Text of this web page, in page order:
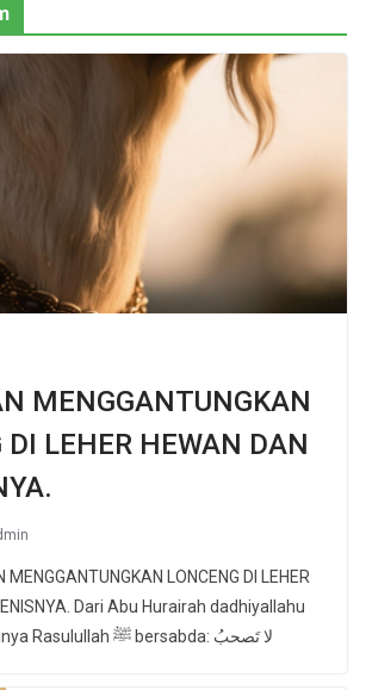
MENGGANTUNGKAN
DI LEHER HEWAN DAN
MENGGANTUNGKAN LONCENG DI LEHER
Dari Abu Hurairah dadhiyallahu
anhu, sesungguhnya Rasulullah ﷺ bersabda: لا تَصحبُ